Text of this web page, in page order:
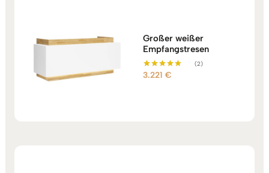
Großer weißer
Empfangstresen
Bewertet mit
(2)
3.221€